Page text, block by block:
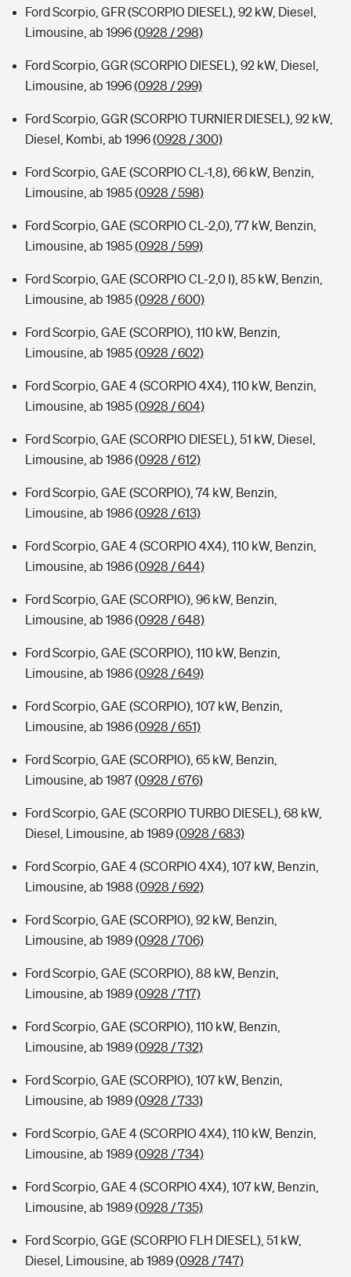
Typklassen: So ist Ihr Auto eingestuft
Sie haben Fragen?
Ford Scorpio, GFR (SCORPIO DIESEL), 92 kW, Diesel,
Limousine, ab 1996(0928 / 298)
Ford Scorpio, GGR (SCORPIO DIESEL), 92 kW, Diesel,
Limousine, ab 1996(0928 / 299)
Ford Scorpio, GGR (SCORPIO TURNIER DIESEL), 92 kW,
Diesel, Kombi, ab 1996(0928 / 300)
Ford Scorpio, GAE (SCORPIO CL-1,8), 66 kW, Benzin,
Limousine, ab 1985(0928 / 598)
Ford Scorpio, GAE (SCORPIO CL-2,0), 77 kW, Benzin,
Limousine, ab 1985(0928 / 599)
Ford Scorpio, GAE (SCORPIO CL-2,0 I), 85 kW, Benzin,
Limousine, ab 1985(0928 / 600)
Ford Scorpio, GAE (SCORPIO), 110 kW, Benzin,
Limousine, ab 1985(0928 / 602)
Ford Scorpio, GAE 4 (SCORPIO 4X4), 110 kW, Benzin,
Limousine, ab 1985(0928 / 604)
Ford Scorpio, GAE (SCORPIO DIESEL), 51 kW, Diesel,
Limousine, ab 1986(0928 / 612)
Ford Scorpio, GAE (SCORPIO), 74 kW, Benzin,
Limousine, ab 1986(0928 / 613)
Ford Scorpio, GAE 4 (SCORPIO 4X4), 110 kW, Benzin,
Limousine, ab 1986(0928 / 644)
Ford Scorpio, GAE (SCORPIO), 96 kW, Benzin,
Limousine, ab 1986(0928 / 648)
Ford Scorpio, GAE (SCORPIO), 110 kW, Benzin,
Limousine, ab 1986(0928 / 649)
Ford Scorpio, GAE (SCORPIO), 107 kW, Benzin,
Limousine, ab 1986(0928 / 651)
Ford Scorpio, GAE (SCORPIO), 65 kW, Benzin,
Limousine, ab 1987(0928 / 676)
Ford Scorpio, GAE (SCORPIO TURBO DIESEL), 68 kW,
Diesel, Limousine, ab 1989(0928 / 683)
Ford Scorpio, GAE 4 (SCORPIO 4X4), 107 kW, Benzin,
Limousine, ab 1988 (0928 / 692)
Ford Scorpio, GAE (SCORPIO), 92 kW, Benzin,
Limousine, ab 1989(0928 / 706)
Ford Scorpio, GAE (SCORPIO), 88 kW, Benzin,
Limousine, ab 1989(0928 / 717)
Ford Scorpio, GAE (SCORPIO), 110 kW, Benzin,
Limousine, ab 1989(0928 / 732)
Ford Scorpio, GAE (SCORPIO), 107 kW, Benzin,
Limousine, ab 1989(0928 / 733)
Ford Scorpio, GAE 4 (SCORPIO 4X4), 110 kW, Benzin,
Limousine, ab 1989(0928 / 734)
Ford Scorpio, GAE 4 (SCORPIO 4X4), 107 kW, Benzin,
Limousine, ab 1989(0928 / 735)
Ford Scorpio, GGE (SCORPIO FLH DIESEL), 51 kW,
Diesel, Limousine, ab 1989(0928 / 747)